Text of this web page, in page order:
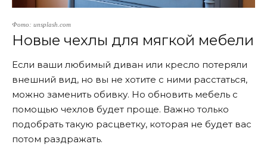
Фото: unsplash.com
Новые чехлы для мягкой мебели
Если ваши любимый диван или кресло потеряли
внешний вид, но вы не хотите с ними расстаться,
можно заменить обивку. Но обновить мебель с
помощью чехлов будет проще. Важно только
подобрать такую расцветку, которая не будет вас
потом раздражать.